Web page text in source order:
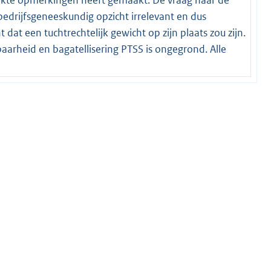
opzicht irrelevant en dus
een tuchtrechtelijk gewicht op zijn plaats zou zijn.
en bagatellisering PTSS is ongegrond. Alle